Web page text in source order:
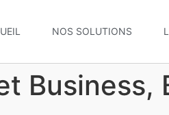
NOS SOLUTIONS
Business,